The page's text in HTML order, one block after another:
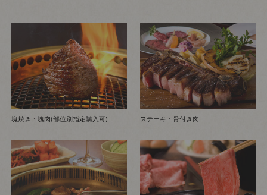
塊焼き・塊肉(部位別指定購入可) ステーキ・骨付き肉